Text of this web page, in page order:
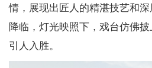
情，展现出匠人的精湛技艺和
降临，灯光映照下，戏台仿佛
引人入胜。